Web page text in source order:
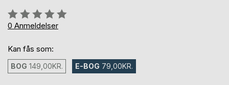
Anmeldelse::
0%
0 Anmeldelser
Kan fås som:
BOG 149,00KR. E-BOG 79,00KR.